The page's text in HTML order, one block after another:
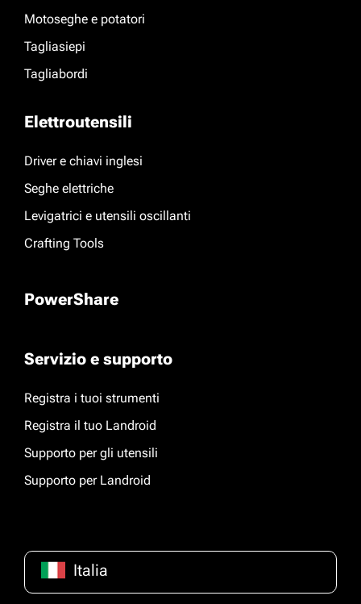
Motoseghe e potatori
Tagliasiepi
Tagliabordi
Elettroutensili
Driver e chiavi inglesi
Seghe elettriche
Levigatrici e utensili oscillanti
Crafting Tools
PowerShare
Servizio e supporto
Registra i tuoi strumenti
Registra il tuo Landroid
Supporto per gli utensili
Supporto per Landroid
Italia